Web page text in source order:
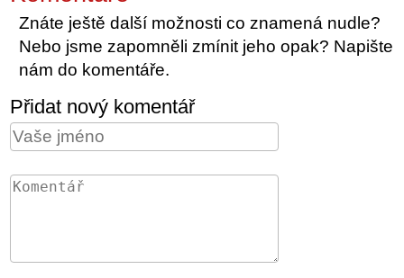
Znáte ještě další možnosti co znamená nudle?
Nebo jsme zapomněli zmínit jeho opak? Napište
nám do komentáře.
Přidat nový komentář